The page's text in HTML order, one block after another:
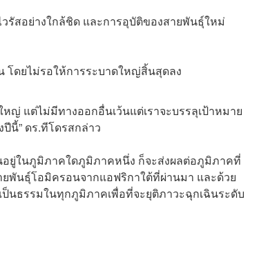
รัสอย่างใกล้ชิด และการอุบัติของสายพันธุ์ใหม่
โดยไม่รอให้การระบาดใหญ่สิ้นสุดลง
ญ่ แต่ไม่มีทางออกอื่นเว้นแต่เราจะบรรลุเป้าหมาย
นี้” ดร.ทีโดรสกล่าว
อยู่ในภูมิภาคใดภูมิภาคหนึ่ง ก็จะส่งผลต่อภูมิภาคที่
ยพันธุ์โอมิครอนจากแอฟริกาใต้ที่ผ่านมา และด้วย
นธรรมในทุกภูมิภาคเพื่อที่จะยุติภาวะฉุกเฉินระดับ